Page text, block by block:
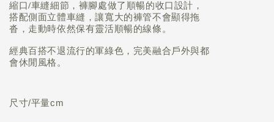
縮口/車縫細節， 褲腳處做了順暢的收口設計，
搭配側面立體車縫，讓寬大的褲管不會顯得拖
沓，走動時依然保有靈活順暢的線條。
經典百搭不退流行的軍綠色，完美融合戶外與都
會休閒風格。
尺寸/平量cm